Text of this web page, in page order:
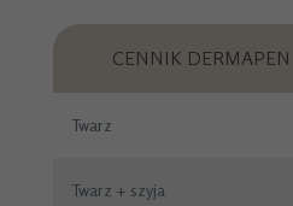
CENNIK DERMAPEN
Twarz
Twarz + szyja